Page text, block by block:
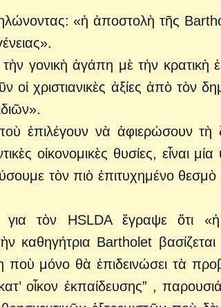
«ἡ ἀποστολὴ τῆς
γονικὴ ἀγάπη μὲ τὴν κρατικὴ
χριστιανικὲς ἀξίες ἀπὸ τὸν
ἐπιλέγουν νὰ ἀφιερώσουν
οἰκονομικὲς θυσίες, εἶναι μία
τὸν πιὸ ἐπιτυχημένο θεσμὸ
τὸν HSLDA ἔγραψε ὅτι «ἡ
καθηγήτρια Bartholet
μόνο θὰ ἐπιδεινώσει τὰ
οἶκον ἐκπαίδευσης” ,